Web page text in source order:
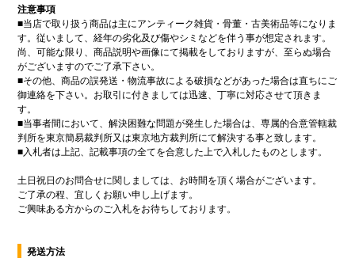
注意事項
■当店で取り扱う商品は主にアンティーク雑貨・骨董・古美術品等になりま
す。従いまして、経年の劣化及び傷やシミなどを伴う事が想定されます。
尚、可能な限り、商品説明や画像にて掲載をしておりますが、至らぬ場合
がございますのでご了承下さい。
■その他、商品の誤発送・物流事故による破損などがあった場合は直ちにご
御連絡を下さい。お取引に付きましては迅速、丁寧に対応させて頂きま
す。
■当事者間において、解決困難な問題が発生した場合は、専属的合意管轄裁
判所を東京簡易裁判所又は東京地方裁判所にて解決する事と致します。
■入札者は上記、記載事項の全てを合意した上で入札したものとします。
土日祝日のお問合せに関しましては、お時間を頂く場合がございます。
ご了承の程、宜しくお願い申し上げます。
ご興味ある方からのご入札をお待ちしております。
発送方法